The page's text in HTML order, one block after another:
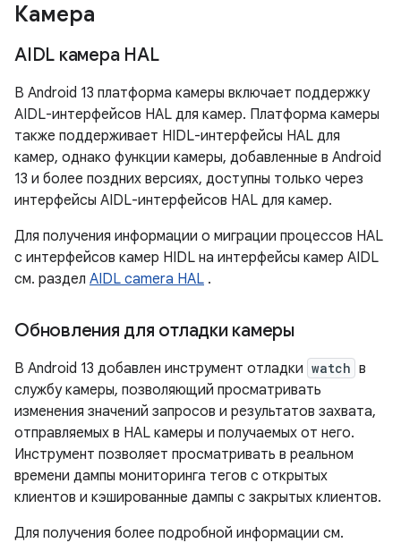
Камера
AIDL камера HAL
В Android 13 платформа камеры включает поддержку
AIDL-интерфейсов HAL для камер. Платформа камеры
также поддерживает HIDL-интерфейсы HAL для
камер, однако функции камеры, добавленные в Android
13 и более поздних версиях, доступны только через
интерфейсы AIDL-интерфейсов HAL для камер.
Для получения информации о миграции процессов HAL
с интерфейсов камер HIDL на интерфейсы камер AIDL
см. раздел AIDL camera HAL .
Обновления для отладки камеры
В Android 13 добавлен инструмент отладки watch в
службу камеры, позволяющий просматривать
изменения значений запросов и результатов захвата,
отправляемых в HAL камеры и получаемых от него.
Инструмент позволяет просматривать в реальном
времени дампы мониторинга тегов с открытых
клиентов и кэшированные дампы с закрытых клиентов.
Для получения более подробной информации см.